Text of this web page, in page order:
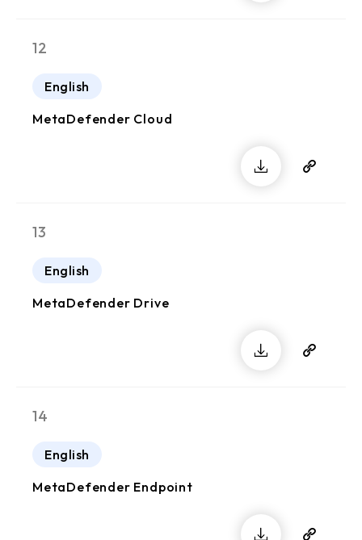
12
English
MetaDefender Cloud
13
English
MetaDefender Drive
14
English
MetaDefender Endpoint